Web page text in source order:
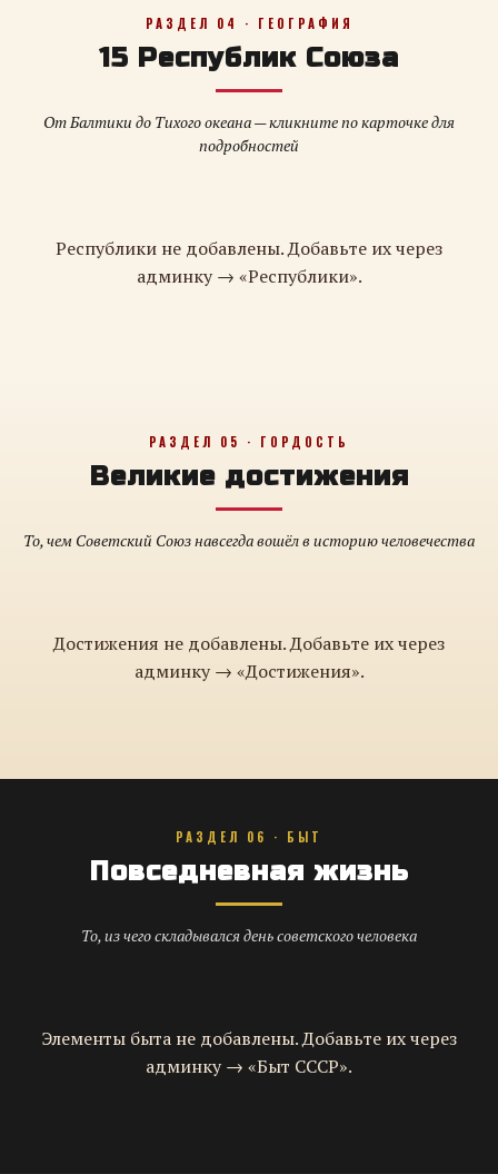
РАЗДЕЛ 04 · ГЕОГРАФИЯ
15 Республик Союза
От Балтики до Тихого океана — кликните по карточке для
подробностей
Республики не добавлены. Добавьте их через
админку → «Республики».
РАЗДЕЛ 05 · ГОРДОСТЬ
Великие достижения
То, чем Советский Союз навсегда вошёл в историю человечества
Достижения не добавлены. Добавьте их через
админку → «Достижения».
РАЗДЕЛ 06 · БЫТ
Повседневная жизнь
То, из чего складывался день советского человека
Элементы быта не добавлены. Добавьте их через
админку → «Быт СССР».